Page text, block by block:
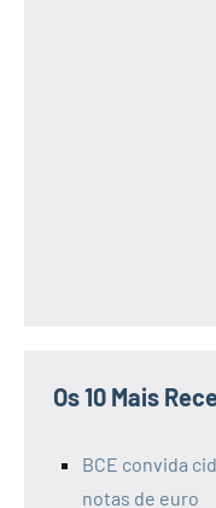
Os 10 Mais
BCE convida
notas de euro